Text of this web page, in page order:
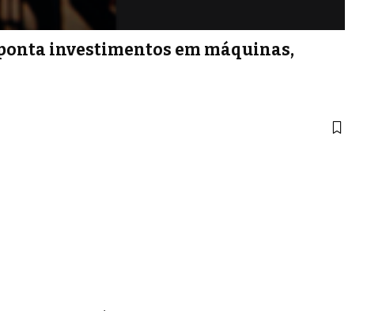
investimentos em máquinas,